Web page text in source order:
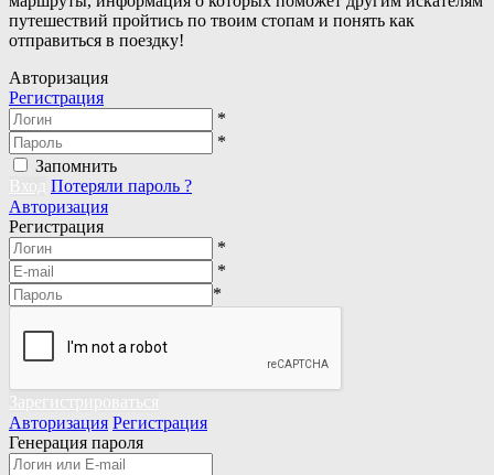
путешествий пройтись по твоим стопам и понять как
отправиться в поездку!
Авторизация
Регистрация
*
*
Запомнить
Вход Потеряли пароль ?
Авторизация
Регистрация
*
*
*
Зарегистрироваться
Авторизация Регистрация
Генерация пароля